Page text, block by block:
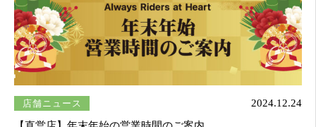
店舗ニュース
2024.12.24